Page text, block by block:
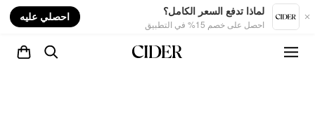
لماذا تدفع السعر الكامل؟
احصل على خصم 15% في التطبيق
احصلي عليه